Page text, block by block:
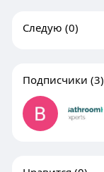
Следую (0)
Подписчики (3)